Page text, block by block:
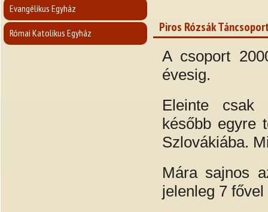
Evangélikus Egyház
Római Katolikus Egyház Piros Rózsák
A csoport
évesig.
Eleinte csak
később egyre
Szlovákiába.
Mára sajnos
jelenleg 7